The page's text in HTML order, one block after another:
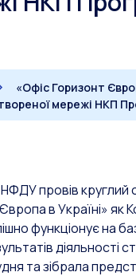
«Офіс Горизонт
мережі НКП
провів круглий
Європа в Україні»
функціонує на
діяльності
та зібрала